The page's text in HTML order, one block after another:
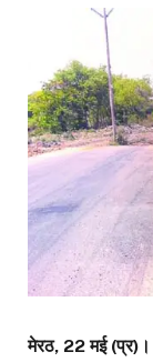
मेरठ, 22 मई (प्र)।